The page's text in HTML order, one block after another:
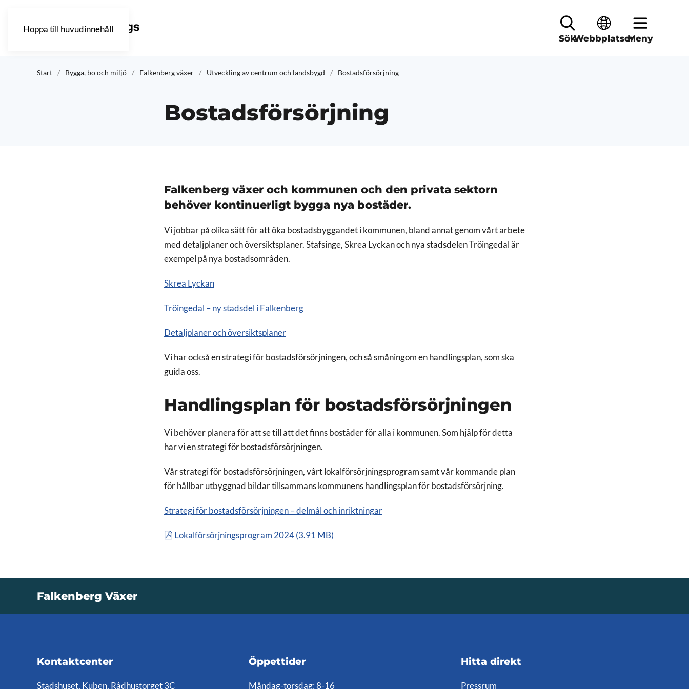
Hoppa till huvudinnehåll
SökWebbplatserMeny
Start Bygga, bo och miljö Falkenberg växer Utveckling av centrum och landsbygd Bostadsförsörjning
Bostadsförsörjning
Falkenberg växer och kommunen och den privata sektorn
behöver kontinuerligt bygga nya bostäder.
Vi jobbar på olika sätt för att öka bostadsbyggandet i kommunen, bland annat genom vårt arbete
med detaljplaner och översiktsplaner. Stafsinge, Skrea Lyckan och nya stadsdelen Tröingedal är
exempel på nya bostadsområden.
Skrea Lyckan
Tröingedal – ny stadsdel i Falkenberg
Detaljplaner och översiktsplaner
Vi har också en strategi för bostadsförsörjningen, och så småningom en handlingsplan, som ska
guida oss.
Handlingsplan för bostadsförsörjningen
Vi behöver planera för att se till att det finns bostäder för alla i kommunen. Som hjälp för detta
har vi en strategi för bostadsförsörjningen.
Vår strategi för bostadsförsörjningen, vårt lokalförsörjningsprogram samt vår kommande plan
för hållbar utbyggnad bildar tillsammans kommunens handlingsplan för bostadsförsörjning.
Strategi för bostadsförsörjningen – delmål och inriktningar
pdf
Lokalförsörjningsprogram 2024 (3.91 MB)
Falkenberg Växer
Kontaktcenter
Stadshuset, Kuben, Rådhustorget 3C
Öppettider
Måndag-torsdag: 8-16
Hitta direkt
Pressrum